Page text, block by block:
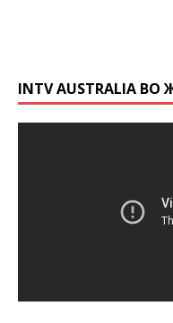
INTV AUSTRALIA